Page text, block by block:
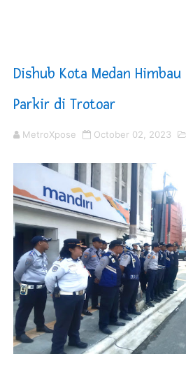
DPRD Madina Setujui
Kurve Kecamatan Medan
Optimalkan Efisiensi
Dishub Kota Medan
Parkir di Trotoar
MetroXpose October 02, 2023